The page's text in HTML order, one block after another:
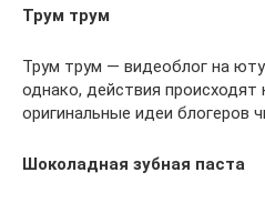
Трум трум
Трум трум — видеоблог на
однако, действия происходят
оригинальные идеи блогеров
Шоколадная зубная паста